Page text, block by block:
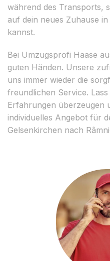
während des Transports,
auf dein neues Zuhause
kannst.
Bei Umzugsprofi Haase
guten Händen. Unsere
uns immer wieder die
freundlichen Service.
Erfahrungen überzeugen
individuelles Angebot für
Gelsenkirchen nach